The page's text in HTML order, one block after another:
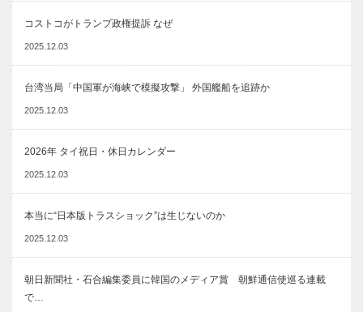
コストコがトランプ政権提訴 なぜ
2025.12.03
台湾当局「中国軍が海峡で模擬攻撃」 外国艦船を追跡か
2025.12.03
2026年 タイ祝日・休日カレンダー
2025.12.03
本当に“日本版トラスショック”は生じないのか
2025.12.03
朝日新聞社・石合編集委員に韓国のメディア賞 朝鮮通信使巡る連載
で…